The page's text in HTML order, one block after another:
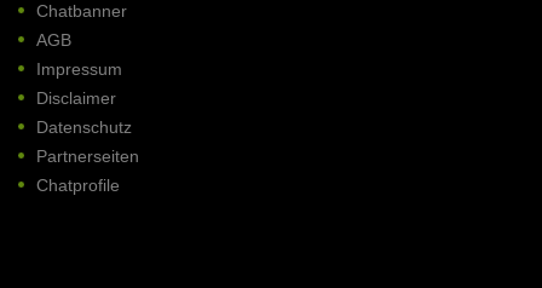
Chatbanner
AGB
Impressum
Disclaimer
Datenschutz
Partnerseiten
Chatprofile